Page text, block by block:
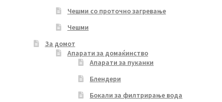
Чешми со проточно загревање
Чешми
За домот
Апарати за домаќинство
Апарати за пуканки
Блендери
Бокали за филтрирање вода